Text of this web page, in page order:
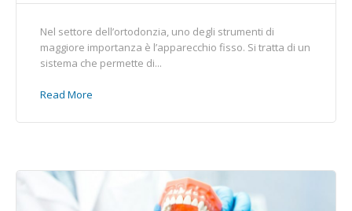
Nel settore dell’ortodonzia, uno degli strumenti di
maggiore importanza è l’apparecchio fisso. Si tratta di un
sistema che permette di...
Read More